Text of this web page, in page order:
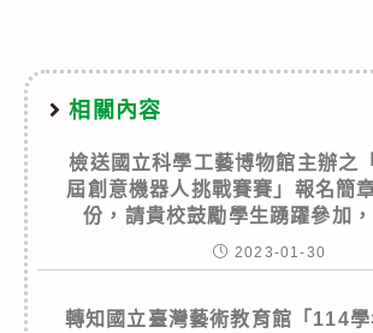
相關內容
檢送國立科學工藝博物館主辦之
屆創意機器人挑戰賽賽」報名簡
份，請貴校鼓勵學生踴躍參加，
2023-01-30
轉知國立臺灣藝術教育館「114